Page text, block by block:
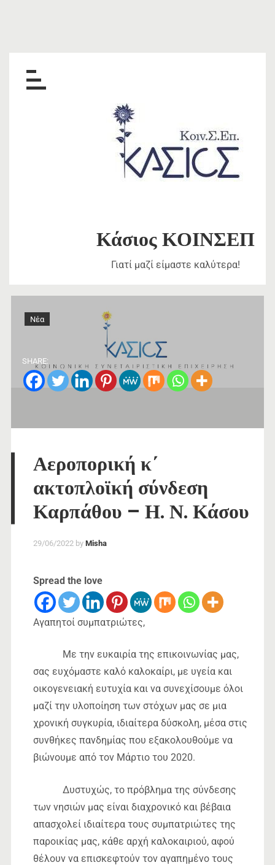
Νέα
SHARE:
Αεροπορική κ΄
ακτοπλοϊκή σύνδεση
Καρπάθου – Η. Ν. Κάσου
29/06/2022 by Misha
Spread the love
Αγαπητοί συμπατριώτες,
Με την ευκαιρία της επικοινωνίας μας,
σας ευχόμαστε καλό καλοκαίρι, με υγεία και
οικογενειακή ευτυχία και να συνεχίσουμε όλοι
μαζί την υλοποίηση των στόχων μας σε μια
χρονική συγκυρία, ιδιαίτερα δύσκολη, μέσα στις
συνθήκες πανδημίας που εξακολουθούμε να
βιώνουμε από τον Μάρτιο του 2020.
Δυστυχώς, το πρόβλημα της σύνδεσης
των νησιών μας είναι διαχρονικό και βέβαια
απασχολεί ιδιαίτερα τους συμπατριώτες της
παροικίας μας, κάθε αρχή καλοκαιριού, αφού
θέλουν να επισκεφτούν τον αγαπημένο τους
Κάσιος ΚΟΙΝΣΕΠ
Γιατί μαζί είμαστε καλύτερα!